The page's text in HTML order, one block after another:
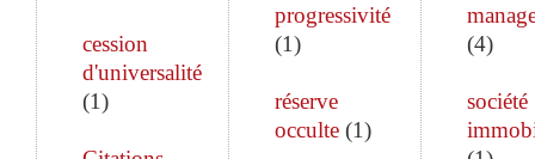
cession
d'universalité
(1)
progressivité
(1)
réserve
occulte(1)
(4)
société